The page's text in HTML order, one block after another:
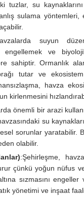
tuzlar, su
sulama
suyun
engellemek ve
sahiptir. Ormanlık
tutar ve
havza
kirlenmesini
önemli bir arazi
su
sorunlar
olabilir.
:Şehirleşme,
çünkü yoğun nüfus
sızmasını
yönetimi ve inşaat